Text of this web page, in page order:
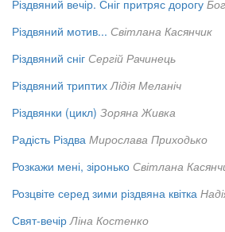
Різдвяний вечір. Сніг притряс дорогу
Різдвяний мотив... Світлана Касянчик
Різдвяний сніг Сергій Рачинець
Різдвяний триптих Лідія Меланіч
Різдвянки (цикл) Зоряна Живка
Радість Різдва Мирослава Приходько
Розкажи мені, зіронько Світлана
Розцвіте серед зими різдвяна квітка
Свят-вечір Ліна Костенко